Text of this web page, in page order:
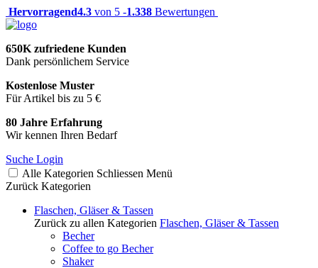
Hervorragend4.3 von 5 -1.338 Bewertungen
650K zufriedene Kunden
Dank persönlichem Service
Kostenlose Muster
Für Artikel bis zu 5 €
80 Jahre Erfahrung
Wir kennen Ihren Bedarf
Suche Login
Alle Kategorien Schliessen Menü
Zurück Kategorien
Flaschen, Gläser & Tassen
Zurück zu allen Kategorien Flaschen, Gläser & Tassen
Becher
Coffee to go Becher
Shaker